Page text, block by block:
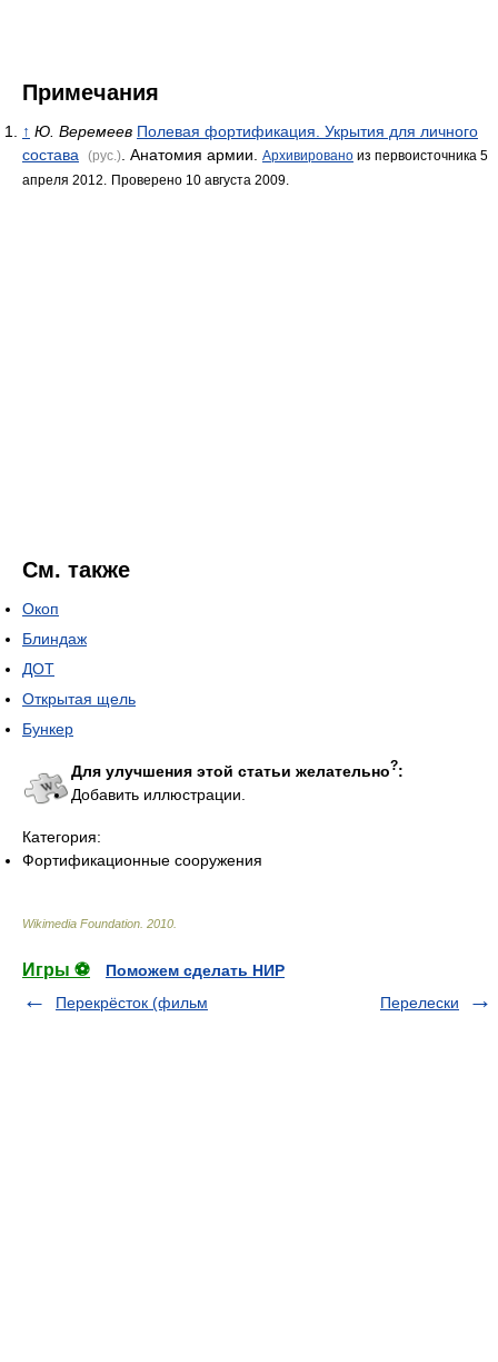
Примечания
↑ Ю. Веремеев Полевая фортификация. Укрытия для личного
состава
(рус.) . Анатомия армии. Архивировано из первоисточника 5
апреля 2012.
Проверено 10 августа 2009.
См. также
Окоп
Блиндаж
ДОТ
Открытая щель
Бункер
Для улучшения этой статьи желательно?:
Добавить иллюстрации.
Категория:
Фортификационные сооружения
Wikimedia Foundation 2010
Игры ⚽
Поможем сделать НИР
Перекрёсток (фильм
Перелески